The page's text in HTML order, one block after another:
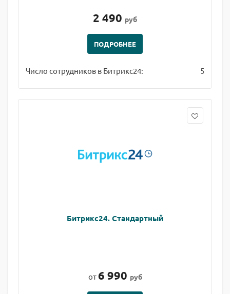
2 490 руб
ПОДРОБНЕЕ
Число сотрудников в Битрикс24: 5
Битрикс24. Стандартный
от6 990 руб